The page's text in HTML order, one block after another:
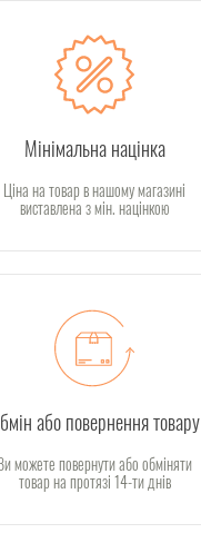
Мінімальна націнка
Ціна на товар в нашому магазині
виставлена з мін. націнкою
або повернення товару
можете повернути або обміняти
товар на протязі 14-ти днів